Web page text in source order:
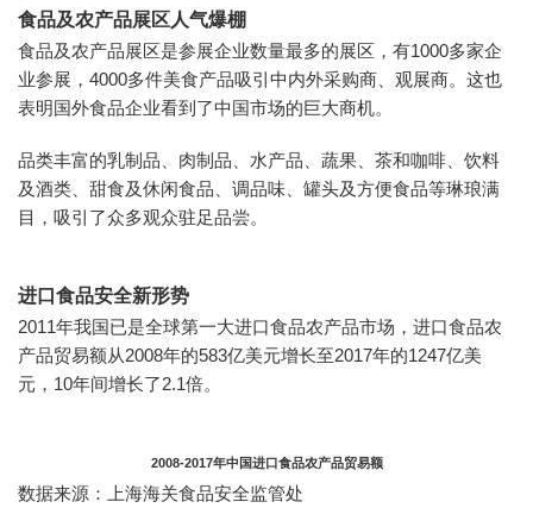
食品及农产品展区人气爆棚
食品及农产品展区是参展企业数量最多的展区，有1000多家企
业参展，4000多件美食产品吸引中内外采购商、观展商。这也
表明国外食品企业看到了中国市场的巨大商机。
品类丰富的乳制品、肉制品、水产品、蔬果、茶和咖啡、饮料
及酒类、甜食及休闲食品、调品味、罐头及方便食品等琳琅满
目，吸引了众多观众驻足品尝。
进口食品安全新形势
2011年我国已是全球第一大进口食品农产品市场，进口食品农
产品贸易额从2008年的583亿美元增长至2017年的1247亿美
元，10年间增长了2.1倍。
2008-2017年中国进口食品农产品贸易额
数据来源：上海海关食品安全监管处